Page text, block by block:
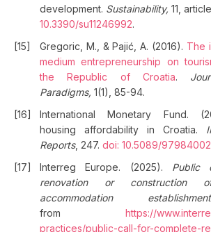
development. Sustainability, 11,
10.3390/su11246992.
Gregoric, M., & Pajić, A. (2016). The
medium entrepreneurship on
the Republic of Croatia.
Paradigms, 1(1), 85-94.
International Monetary Fund.
housing affordability in Croatia.
Reports, 247. doi: 10.5089/
Interreg Europe. (2025). Public
renovation or construction
accommodation
from https://
practices/public-call-for-complete-